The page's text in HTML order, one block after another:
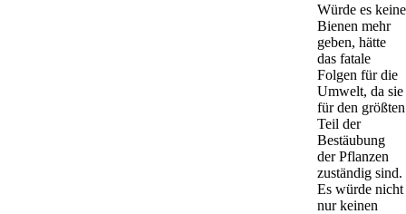
Würde es keine
Bienen mehr
geben, hätte
das fatale
Folgen für die
Umwelt, da sie
für den größten
Teil der
Bestäubung
der Pflanzen
zuständig sind.
Es würde nicht
nur keinen